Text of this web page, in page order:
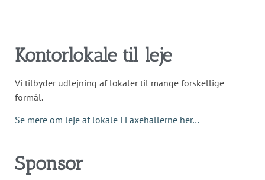
Kontorlokale til leje
Vi tilbyder udlejning af lokaler til mange forskellige
formål.
Se mere om leje af lokale i Faxehallerne her…
Sponsor